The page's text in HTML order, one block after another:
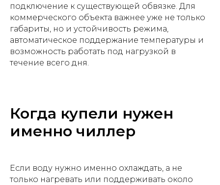
подключение к существующей обвязке. Для
коммерческого объекта важнее уже не только
габариты, но и устойчивость режима,
автоматическое поддержание температуры и
возможность работать под нагрузкой в
течение всего дня.
Когда купели нужен
именно чиллер
Если воду нужно именно охлаждать, а не
только нагревать или поддерживать около